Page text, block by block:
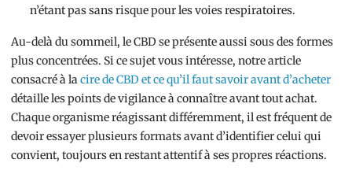
n’étant pas sans risque pour les voies respiratoires.
Au-delà du sommeil, le CBD se présente aussi sous des formes
plus concentrées. Si ce sujet vous intéresse, notre article
consacré à lacire de CBD et ce qu’il faut savoir avant d’acheter
détaille les points de vigilance à connaître avant tout achat.
Chaque organisme réagissant différemment, il est fréquent de
devoir essayer plusieurs formats avant d’identifier celui qui
convient, toujours en restant attentif à ses propres réactions.